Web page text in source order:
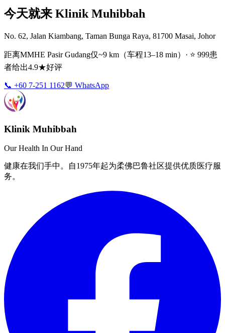
今天就来 Klinik Muhibbah
No. 62, Jalan Kiambang, Taman Bunga Raya, 81700 Masai, Johor
距离MMHE Pasir Gudang仅~9 km（车程13–18 min）· ⭐ 999患
者给出4.9★好评
📞 +60 7-251 1162💬 WhatsApp
Klinik Muhibbah
Our Health In Our Hand
健康在我们手中。自1975年起为柔佛巴鲁社区提供优质医疗服
务。